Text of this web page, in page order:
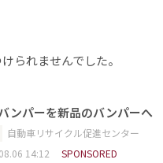
られませんでした。
ンパーを新品のバンパーへ
自動車リサイクル促進センター
14:12
SPONSORED